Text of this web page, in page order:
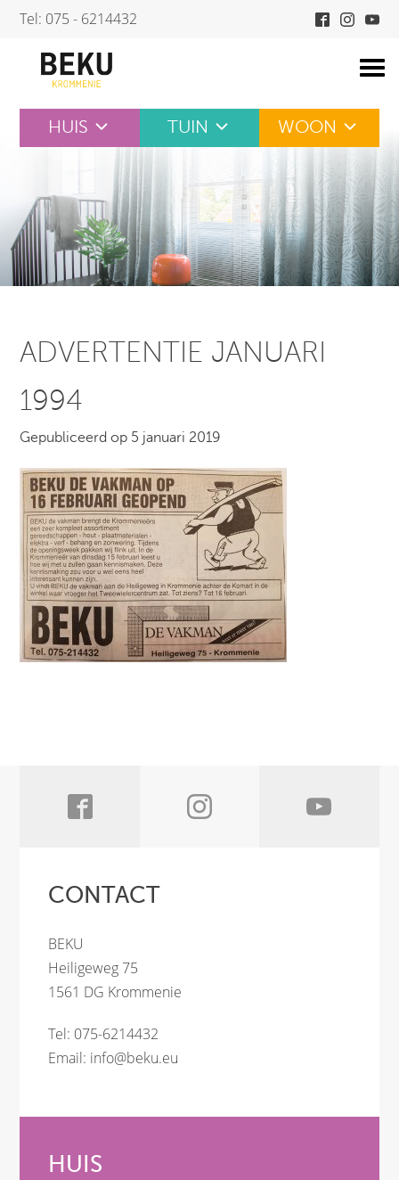
Skip
content
Tel: 075 - 6214432
HUIS TUIN WOON
ADVERTENTIE JANUARI
1994
Gepubliceerd op 5 januari 2019
CONTACT
BEKU
Heiligeweg 75
1561 DG Krommenie
Tel: 075-6214432
Email: info@beku.eu
HUIS